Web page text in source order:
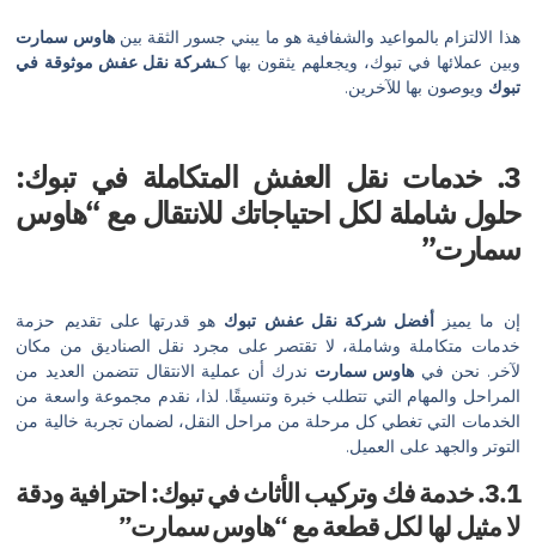
بالمواعيد والشفافية هو ما يبني جسور الثقة بينهاوس سمارت
في تبوك، ويجعلهم يثقون بها كـشركة نقل عفش موثوقة في
للآخرين.
نقل العفش المتكاملة في تبوك:
لكل احتياجاتك للانتقال مع “هاوس
أفضل شركة نقل عفش تبوكهو قدرتها على تقديم حزمة
وشاملة، لا تقتصر على مجرد نقل الصناديق من مكان
هاوس سمارتندرك أن عملية الانتقال تتضمن العديد من
التي تتطلب خبرة وتنسيقًا. لذا، نقدم مجموعة واسعة من
تغطي كل مرحلة من مراحل النقل، لضمان تجربة خالية من
على العميل.
فك وتركيب الأثاث في تبوك: احترافية ودقة
لكل قطعة مع “هاوس سمارت”